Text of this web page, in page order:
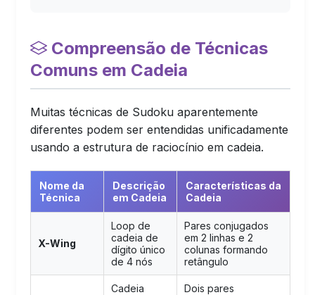
Compreensão de Técnicas
Comuns em Cadeia
Muitas técnicas de Sudoku aparentemente
diferentes podem ser entendidas unificadamente
usando a estrutura de raciocínio em cadeia.
Nome da
Técnica
Descrição
em Cadeia
Características da
Cadeia
X-Wing
Loop de
cadeia de
dígito único
de 4 nós
Pares conjugados
em 2 linhas e 2
colunas formando
retângulo
Cadeia
Dois pares